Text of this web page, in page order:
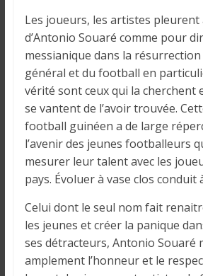
Les joueurs, les artistes pleurent
d’Antonio Souaré comme pour
messianique dans la
général et du football en
vérité sont ceux qui la cherchent
se vantent de l’avoir trouvée.
football guinéen a de large
l’avenir des jeunes footballeurs
mesurer leur talent avec les
pays. Évoluer à vase clos conduit
Celui dont le seul nom fait
les jeunes et créer la panique
ses détracteurs, Antonio Souaré
amplement l’honneur et le